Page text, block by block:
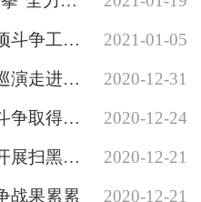
2021-01-05
昌江区举办扫黑除恶专项斗争工作成果展暨文艺巡演
2020-12-31
市文化馆扫黑除恶文艺巡演走进鲇鱼山镇
2020-12-24
全市法院扫黑除恶专项斗争取得显著成绩
2020-12-21
珠山区法院与社区共同开展扫黑除恶宣传活动
2020-12-21
战果累累